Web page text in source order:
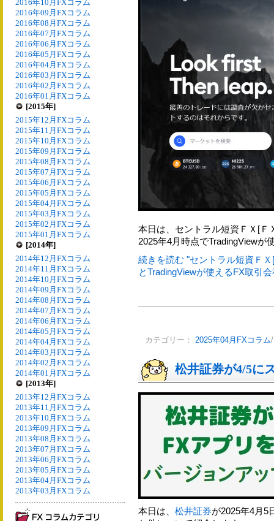
2016年10月FXコラム
2016年09月FXコラム
2016年08月FXコラム
2016年07月FXコラム
2016年06月FXコラム
2016年05月FXコラム
2016年04月FXコラム
2016年03月FXコラム
2016年02月FXコラム
2016年01月FXコラム
[2015年]
2015年12月FXコラム
2015年11月FXコラム
2015年10月FXコラム
2015年09月FXコラム
2015年08月FXコラム
2015年07月FXコラム
2015年06月FXコラム
2015年05月FXコラム
2015年04月FXコラム
2015年03月FXコラム
2015年02月FXコラム
2015年01月FXコラム
[2014年]
2014年12月FXコラム
2014年11月FXコラム
2014年10月FXコラム
2014年09月FXコラム
2014年08月FXコラム
2014年07月FXコラム
2014年06月FXコラム
2014年05月FXコラム
2014年04月FXコラム
2014年03月FXコラム
2014年02月FXコラム
2014年01月FXコラム
[2013年]
2013年12月FXコラム
2013年11月FXコラム
2013年10月FXコラム
2013年09月FXコラム
2013年08月FXコラム
2013年07月FXコラム
2013年06月FXコラム
2013年05月FXコラム
2013年04月FXコラム
2013年03月FXコラム
本日は、セントラル短資ＦＸ[Ｆ
2025年4月時点でTradingViewが
続きを読む "セントラル短資Ｆ
とTradingViewが使えるFX取引
カテゴリー： 2025年04月FXコラム
松井証券が4/5に
本日は、 松井証券が2025年4月5